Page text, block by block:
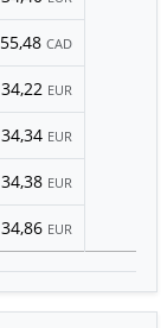
55,48 CAD
34,22 EUR
34,34 EUR
34,38 EUR
34,86 EUR